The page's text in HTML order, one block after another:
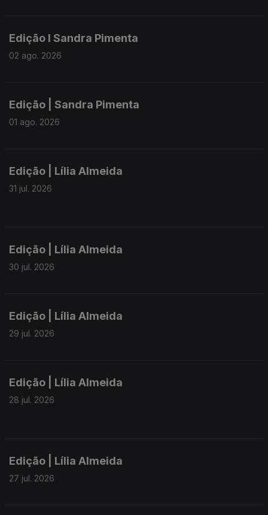
Edição I Sandra Pimenta
02 ago. 2026
Edição | Sandra Pimenta
01 ago. 2026
Edição | Lília Almeida
31 jul. 2026
Edição | Lília Almeida
30 jul. 2026
Edição | Lília Almeida
29 jul. 2026
Edição | Lília Almeida
28 jul. 2026
Edição | Lília Almeida
27 jul. 2026